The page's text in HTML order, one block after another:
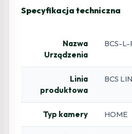
Specyfikacja techniczna
Nazwa
Urządzenia
BCS-
Linia
produktowa
BCS
Typ kamery HOME